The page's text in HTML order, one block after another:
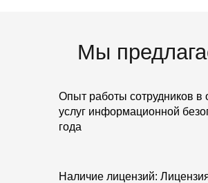
Мы
Опыт работы сотрудников в
услуг информационной
года
Наличие лицензий: